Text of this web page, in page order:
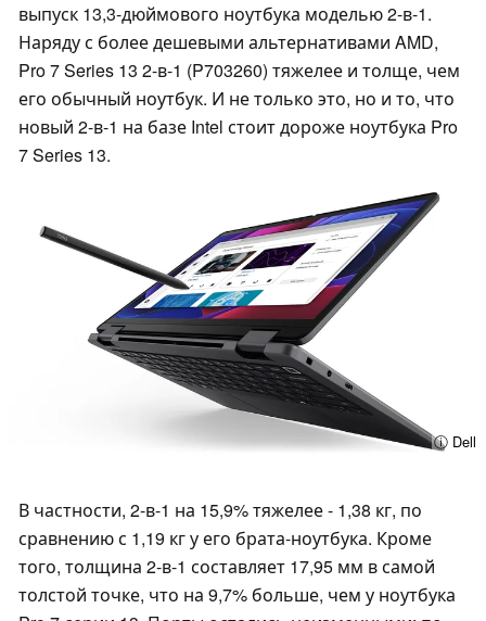
выпуск 13,3-дюймового ноутбука моделью 2-в-1.
Наряду с более дешевыми альтернативами AMD,
Pro 7 Series 13 2-в-1 (P703260) тяжелее и толще, чем
его обычный ноутбук. И не только это, но и то, что
новый 2-в-1 на базе Intel стоит дороже ноутбука Pro
7 Series 13.
ⓘ Dell
В частности, 2-в-1 на 15,9% тяжелее - 1,38 кг, по
сравнению с 1,19 кг у его брата-ноутбука. Кроме
того, толщина 2-в-1 составляет 17,95 мм в самой
толстой точке, что на 9,7% больше, чем у ноутбука